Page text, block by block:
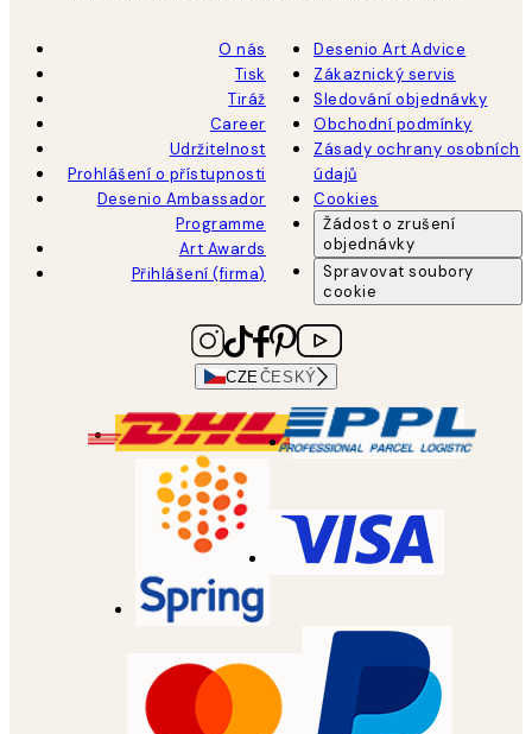
O nás
Tisk
Tiráž
Career
Udržitelnost
Prohlášení o přístupnosti
Desenio Ambassador
Programme
Art Awards
Přihlášení (firma)
Desenio Art Advice
Zákaznický servis
Sledování objednávky
Obchodní podmínky
Zásady ochrany osobních
údajů
Cookies
Žádost o zrušení
objednávky
Spravovat soubory
cookie
CZE ČESKÝ